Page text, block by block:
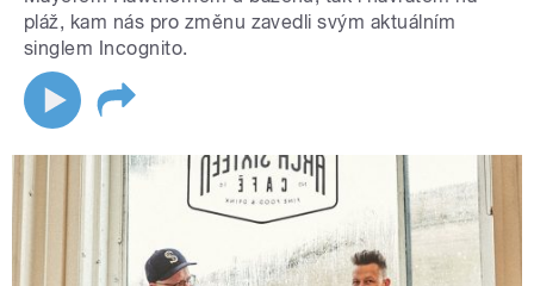
pláž, kam nás pro změnu zavedli svým aktuálním
singlem Incognito.